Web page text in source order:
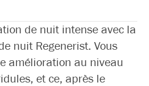
de nuit intense avec la
nuit Regenerist. Vous
amélioration au niveau
et ce, après le